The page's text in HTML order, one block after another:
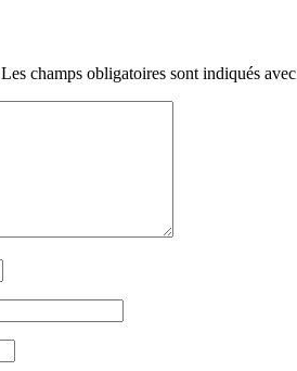
Les champs obligatoires sont indiqués avec